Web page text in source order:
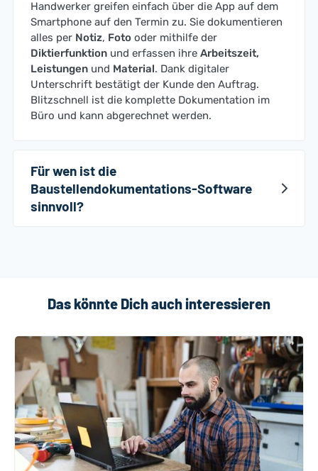
Handwerker greifen einfach über die App auf dem
Smartphone auf den Termin zu. Sie dokumentieren
alles per Notiz, Foto oder mithilfe der
Diktierfunktion und erfassen ihre Arbeitszeit,
Leistungen und Material. Dank digitaler
Unterschrift bestätigt der Kunde den Auftrag.
Blitzschnell ist die komplette Dokumentation im
Büro und kann abgerechnet werden.
Für wen ist die
Baustellendokumentations-Software
sinnvoll?
Das könnte Dich auch interessieren